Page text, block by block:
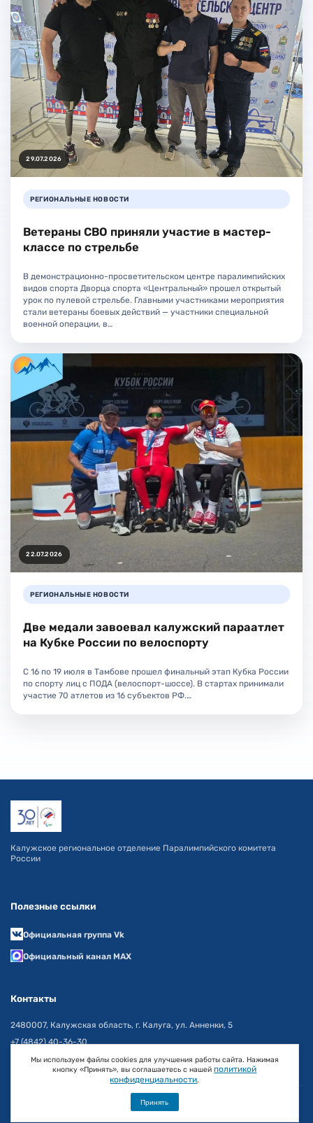
29.07.2026
РЕГИОНАЛЬНЫЕ НОВОСТИ
Ветераны СВО приняли участие в мастер-
классе по стрельбе
В демонстрационно-просветительском центре паралимпийских
видов спорта Дворца спорта «Центральный» прошел открытый
урок по пулевой стрельбе. Главными участниками мероприятия
стали ветераны боевых действий — участники специальной
военной операции, в…
22.07.2026
РЕГИОНАЛЬНЫЕ НОВОСТИ
Две медали завоевал калужский параатлет
на Кубке России по велоспорту
С 16 по 19 июля в Тамбове прошел финальный этап Кубка России
по спорту лиц с ПОДА (велоспорт-шоссе). В стартах принимали
участие 70 атлетов из 16 субъектов РФ.…
Калужское региональное отделение Паралимпийского комитета
России
Полезные ссылки
Официальная группа Vk
Официальный канал MAX
Контакты
2480007, Калужская область, г. Калуга, ул. Анненки, 5
+7 (4842) 40-36-30
info@pkr40.ru
© 2026 Паралимпийский комитет
Разработано командой INew - company
Мы используем файлы cookies для улучшения работы сайта. Нажимая
кнопку «Принять», вы соглашаетесь с нашейполитикой
конфиденциальности.
Принять